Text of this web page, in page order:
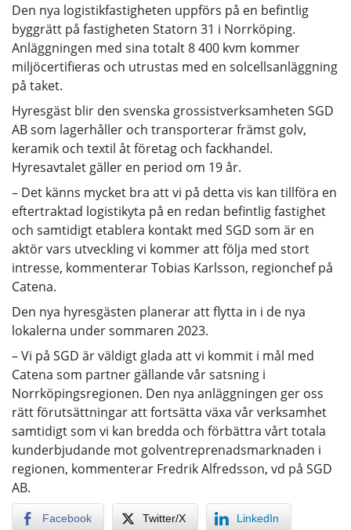
Den nya logistikfastigheten uppförs på en befintlig
byggrätt på fastigheten Statorn 31 i Norrköping.
Anläggningen med sina totalt 8 400 kvm kommer
miljöcertifieras och utrustas med en solcellsanläggning
på taket.
Hyresgäst blir den svenska grossistverksamheten SGD
AB som lagerhåller och transporterar främst golv,
keramik och textil åt företag och fackhandel.
Hyresavtalet gäller en period om 19 år.
– Det känns mycket bra att vi på detta vis kan tillföra en
eftertraktad logistikyta på en redan befintlig fastighet
och samtidigt etablera kontakt med SGD som är en
aktör vars utveckling vi kommer att följa med stort
intresse, kommenterar Tobias Karlsson, regionchef på
Catena.
Den nya hyresgästen planerar att flytta in i de nya
lokalerna under sommaren 2023.
– Vi på SGD är väldigt glada att vi kommit i mål med
Catena som partner gällande vår satsning i
Norrköpingsregionen. Den nya anläggningen ger oss
rätt förutsättningar att fortsätta växa vår verksamhet
samtidigt som vi kan bredda och förbättra vårt totala
kunderbjudande mot golventreprenadsmarknaden i
regionen, kommenterar Fredrik Alfredsson, vd på SGD
AB.
Facebook Twitter/X LinkedIn